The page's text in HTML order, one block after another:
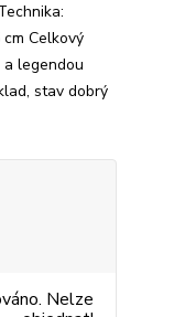
Celkový
a legendou
stav dobrý
Nelze